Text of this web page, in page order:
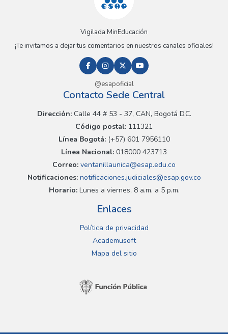
Vigilada MinEducación
¡Te invitamos a dejar tus comentarios en nuestros canales oficiales!
@esapoficial
Contacto Sede Central
Dirección:Calle 44 # 53 - 37, CAN, Bogotá D.C.
Código postal: 111321
Línea Bogotá:(+57) 601 7956110
Línea Nacional: 018000 423713
Correo: ventanillaunica@esap.edu.co
Notificaciones:notificaciones.judiciales@esap.gov.co
Horario:Lunes a viernes, 8 a.m. a 5 p.m.
Enlaces
Política de privacidad
Academusoft
Mapa del sitio